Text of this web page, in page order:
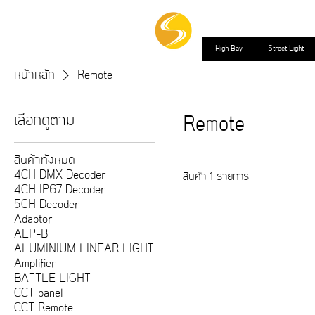
High Bay Street Light
หน้าหลัก Remote
เลือกดูตาม
สินค้าทั้งหมด
4CH DMX Decoder
4CH IP67 Decoder
5CH Decoder
Adaptor
ALP-B
ALUMINIUM LINEAR LIGHT
Amplifier
BATTLE LIGHT
CCT panel
CCT Remote
Remote
สินค้า 1 รายการ